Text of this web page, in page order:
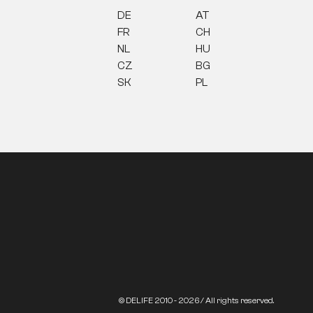
DE
FR
NL
CZ
SK
AT
CH
HU
BG
PL
© DELIFE 2010 - 2026 / All rights reserved.